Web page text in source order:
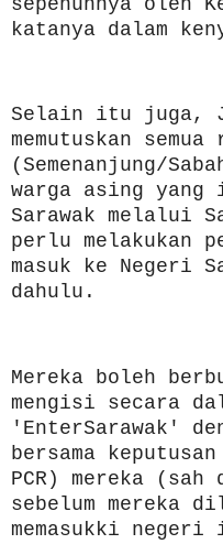
katanya dalam
Selain itu juga,
memutuskan
(Semenanjung/
warga asing yang
Sarawak melalui
perlu melakukan
masuk ke Negeri
dahulu.
Mereka boleh
mengisi secara
'EnterSarawak'
bersama
PCR) mereka
sebelum mereka
memasukki